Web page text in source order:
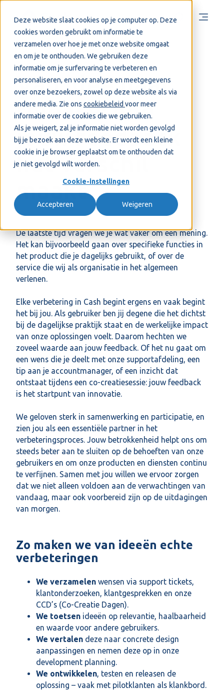
Deze website slaat cookies op je computer op. Deze
cookies worden gebruikt om informatie te
verzamelen over hoe je met onze website omgaat
en om je te onthouden. We gebruiken deze
informatie om je surfervaring te verbeteren en
personaliseren, en voor analyse en meetgegevens
over onze bezoekers, zowel op deze website als via
andere media. Zie ons cookiebeleid voor meer
informatie over de cookies die we gebruiken.
Als je weigert, zal je informatie niet worden gevolgd
bij je bezoek aan deze website. Er wordt een kleine
cookie in je browser geplaatst om te onthouden dat
je niet gevolgd wilt worden.
Cookie-instellingen
Accepteren Weigeren
2 juni 2025 Visma Cash
Van idee naar
release: hoe
jouw feedback
het verschil
maakt
De laatste tijd vragen we je wat vaker om een mening.
Het kan bijvoorbeeld gaan over specifieke functies in
het product die je dagelijks gebruikt, of over de
service die wij als organisatie in het algemeen
verlenen.
Elke verbetering in Cash begint ergens en vaak begint
het bij jou. Als gebruiker ben jij degene die het dichtst
bij de dagelijkse praktijk staat en de werkelijke impact
van onze oplossingen voelt. Daarom hechten we
zoveel waarde aan jouw feedback. Of het nu gaat om
een wens die je deelt met onze supportafdeling, een
tip aan je accountmanager, of een inzicht dat
ontstaat tijdens een co-creatiesessie: jouw feedback
is het startpunt van innovatie.
We geloven sterk in samenwerking en participatie, en
zien jou als een essentiële partner in het
verbeteringsproces. Jouw betrokkenheid helpt ons om
steeds beter aan te sluiten op de behoeften van onze
gebruikers en om onze producten en diensten continu
te verfijnen. Samen met jou willen we ervoor zorgen
dat we niet alleen voldoen aan de verwachtingen van
vandaag, maar ook voorbereid zijn op de uitdagingen
van morgen.
Zo maken we van ideeën echte
verbeteringen
We verzamelenwensen via support tickets,
klantonderzoeken, klantgesprekken en onze
CCD’s (Co-Creatie Dagen).
We toetsen ideeën op relevantie, haalbaarheid
en waarde voor andere gebruikers.
We vertalendeze naar concrete design
aanpassingen en nemen deze op in onze
development planning.
We ontwikkelen, testen en releasen de
oplossing – vaak met pilotklanten als klankbord.